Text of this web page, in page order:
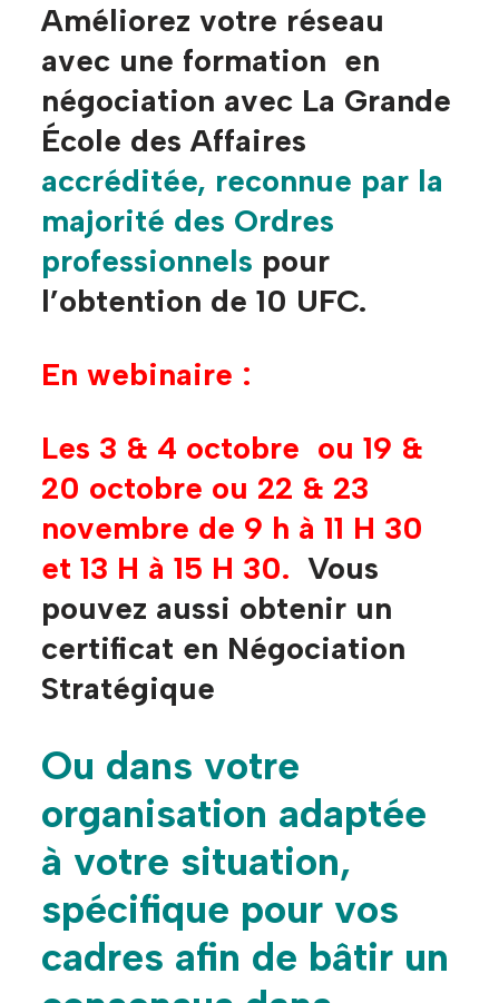
Améliorez votre réseau
avec une formation en
négociation avec La Grande
École des Affaires
accréditée, reconnue par la
majorité des Ordres
professionnels pour
l’obtention de 10 UFC.
En webinaire :
Les 3 & 4 octobre ou 19 &
20 octobre ou 22 & 23
novembre de 9 h à 11 H 30
et 13 H à 15 H 30.Vous
pouvez aussi obtenir un
certificat en Négociation
Stratégique
Ou dans votre
organisation adaptée
à votre situation,
spécifique pour vos
cadres afin de bâtir un